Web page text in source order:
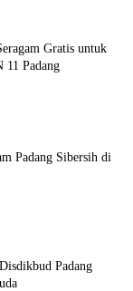
Gratis untuk
11 Padang
Padang Sibersih di
Padang